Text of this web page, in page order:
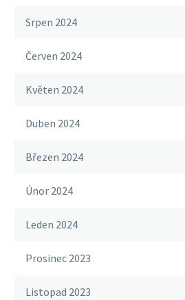
Srpen 2024
Červen 2024
Květen 2024
Duben 2024
Březen 2024
Únor 2024
Leden 2024
Prosinec 2023
Listopad 2023